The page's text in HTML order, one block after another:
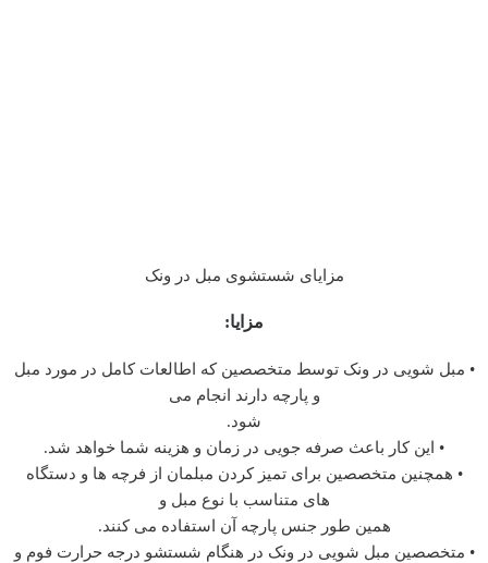
مزایای شستشوی مبل در ونک
مزایا:
• مبل شویی در ونک توسط متخصصین که اطالعات کامل در مورد مبل
و پارچه دارند انجام می
شود.
• این کار باعث صرفه جویی در زمان و هزینه شما خواهد شد.
• همچنین متخصصین برای تمیز کردن مبلمان از فرچه ها و دستگاه
های متناسب با نوع مبل و
همین طور جنس پارچه آن استفاده می کنند.
• متخصصین مبل شویی در ونک در هنگام شستشو درجه حرارت فوم و